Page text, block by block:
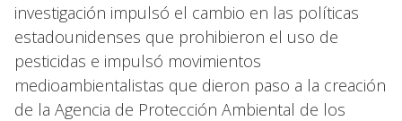
investigación impulsó el cambio en las políticas
estadounidenses que prohibieron el uso de
pesticidas e impulsó movimientos
medioambientalistas que dieron paso a la creación
de la Agencia de Protección Ambiental de los